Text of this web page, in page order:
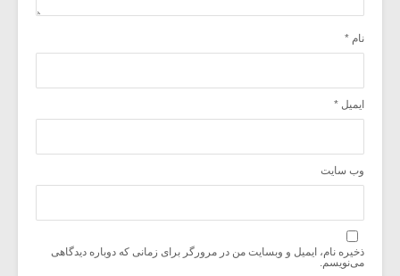
نام *
ایمیل *
وب‌ سایت
ذخیره نام، ایمیل و وبسایت من در مرورگر برای زمانی که دوباره دیدگاهی
می‌نویسم.